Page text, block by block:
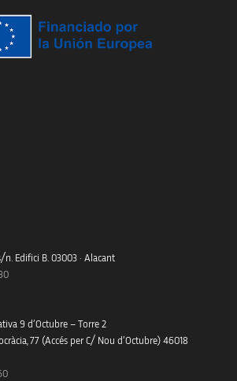
n. Edifici B. 03003 · Alacant
9 d’Octubre – Torre 2
77 (Accés per C/ Nou d’Octubre) 46018